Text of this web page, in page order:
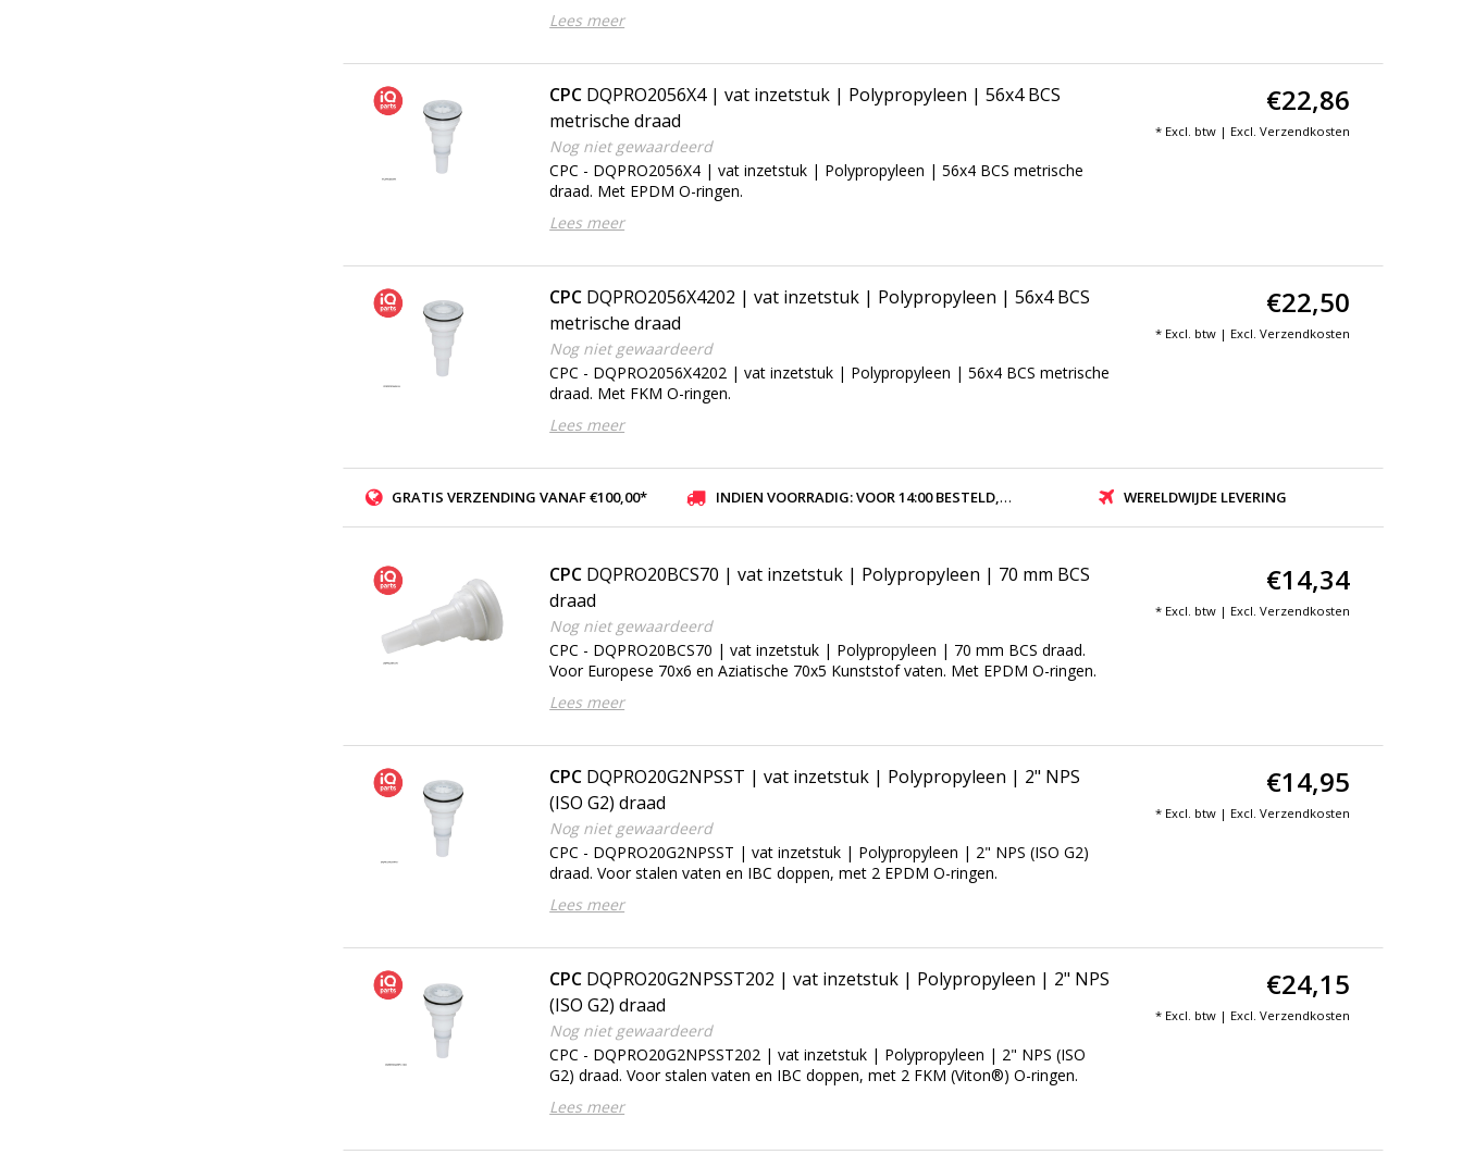
Lees meer
CPC DQPRO2056X4 | vat inzetstuk | Polypropyleen | 56x4 BCS
metrische draad
Nog niet gewaardeerd
CPC - DQPRO2056X4 | vat inzetstuk | Polypropyleen | 56x4 BCS metrische
draad. Met EPDM O-ringen.
Lees meer
€22,86
* Excl. btw | Excl. Verzendkosten
CPC DQPRO2056X4202 | vat inzetstuk | Polypropyleen | 56x4 BCS
metrische draad
Nog niet gewaardeerd
CPC - DQPRO2056X4202 | vat inzetstuk | Polypropyleen | 56x4 BCS metrische
draad. Met FKM O-ringen.
Lees meer
€22,50
* Excl. btw | Excl. Verzendkosten
GRATIS VERZENDING VANAF €100,00* INDIEN VOORRADIG: VOOR 14:00 BESTELD, ZELFDE DAG VERZONDEN WERELDWIJDE LEVERING
CPC DQPRO20BCS70 | vat inzetstuk | Polypropyleen | 70 mm BCS
draad
Nog niet gewaardeerd
CPC - DQPRO20BCS70 | vat inzetstuk | Polypropyleen | 70 mm BCS draad.
Voor Europese 70x6 en Aziatische 70x5 Kunststof vaten. Met EPDM O-ringen.
Lees meer
€14,34
* Excl. btw | Excl. Verzendkosten
CPC DQPRO20G2NPSST | vat inzetstuk | Polypropyleen | 2" NPS
(ISO G2) draad
Nog niet gewaardeerd
CPC - DQPRO20G2NPSST | vat inzetstuk | Polypropyleen | 2" NPS (ISO G2)
draad. Voor stalen vaten en IBC doppen, met 2 EPDM O-ringen.
Lees meer
€14,95
* Excl. btw | Excl. Verzendkosten
CPC DQPRO20G2NPSST202 | vat inzetstuk | Polypropyleen | 2" NPS
(ISO G2) draad
Nog niet gewaardeerd
CPC - DQPRO20G2NPSST202 | vat inzetstuk | Polypropyleen | 2" NPS (ISO
G2) draad. Voor stalen vaten en IBC doppen, met 2 FKM (Viton®) O-ringen.
Lees meer
€24,15
* Excl. btw | Excl. Verzendkosten